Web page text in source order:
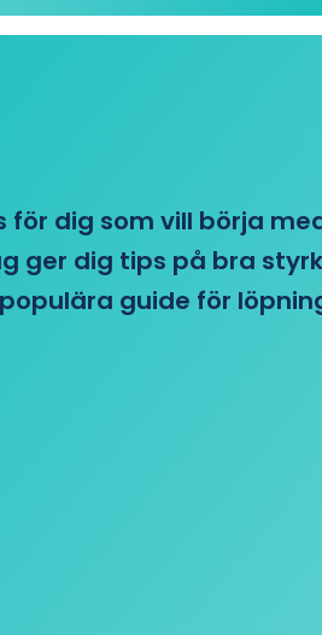
dig som vill börja
ger dig tips på bra
guide för